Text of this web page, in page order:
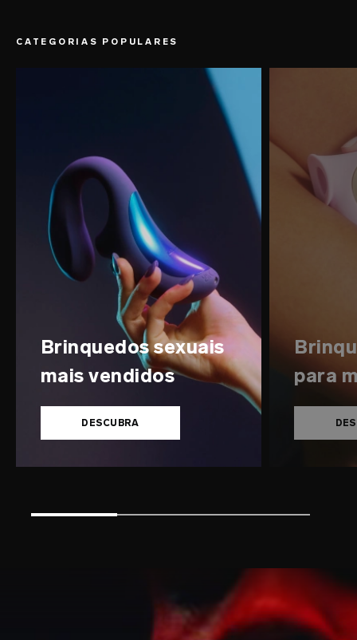
CATEGORIAS POPULARES
Brinquedos sexuais
mais vendidos
DESCUBRA
para